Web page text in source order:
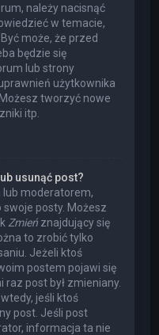
należy nacisnąć
w temacie,
może, że przed
będzie się
lub strony
użytkownika
tworzyć nowe
itp.
usunąć post?
moderatorem,
posty. Możesz
Zmień znajdujący się
to zrobić tylko
Jeżeli ktoś
postem pojawi się
post był zmieniany.
jeśli ktoś
post. Jeśli post
informacja ta nie